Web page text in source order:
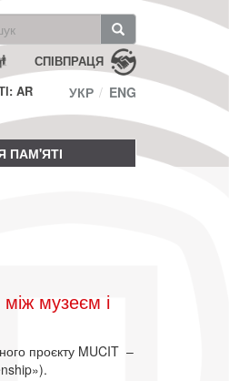
СПІВПРАЦЯ
AR
УКР ENG
ПАМ'ЯТІ
музеєм і
проєкту MUCIT –